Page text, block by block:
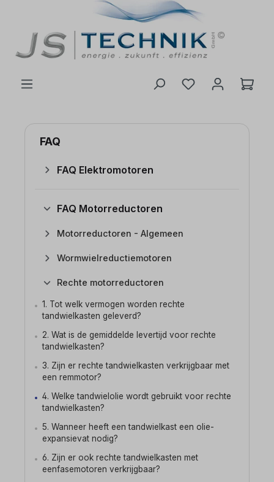
FAQ
FAQ Elektromotoren
FAQ Motorreductoren
Motorreductoren - Algemeen
Wormwielreductiemotoren
Rechte motorreductoren
1. Tot welk vermogen worden rechte
tandwielkasten geleverd?
2. Wat is de gemiddelde levertijd voor rechte
tandwielkasten?
3. Zijn er rechte tandwielkasten verkrijgbaar met
een remmotor?
4. Welke tandwielolie wordt gebruikt voor rechte
tandwielkasten?
5. Wanneer heeft een tandwielkast een olie-
expansievat nodig?
6. Zijn er ook rechte tandwielkasten met
eenfasemotoren verkrijgbaar?